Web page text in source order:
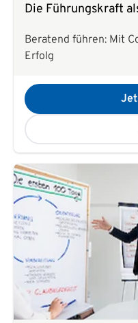
Die Führungskraft
Beratend führen: Mit
Erfolg